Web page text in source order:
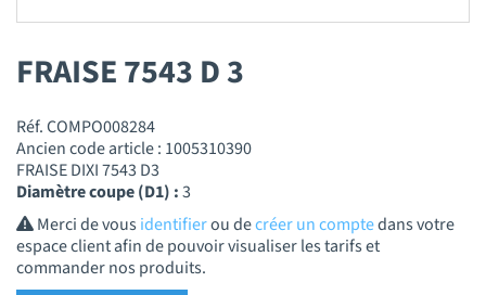
FRAISE 7543 D 3
Réf. COMPO008284
Ancien code article : 1005310390
FRAISE DIXI 7543 D3
Diamètre coupe (D1) :3
Merci de vousidentifierou decréer un comptedans votre
espace client afin de pouvoir visualiser les tarifs et
commander nos produits.